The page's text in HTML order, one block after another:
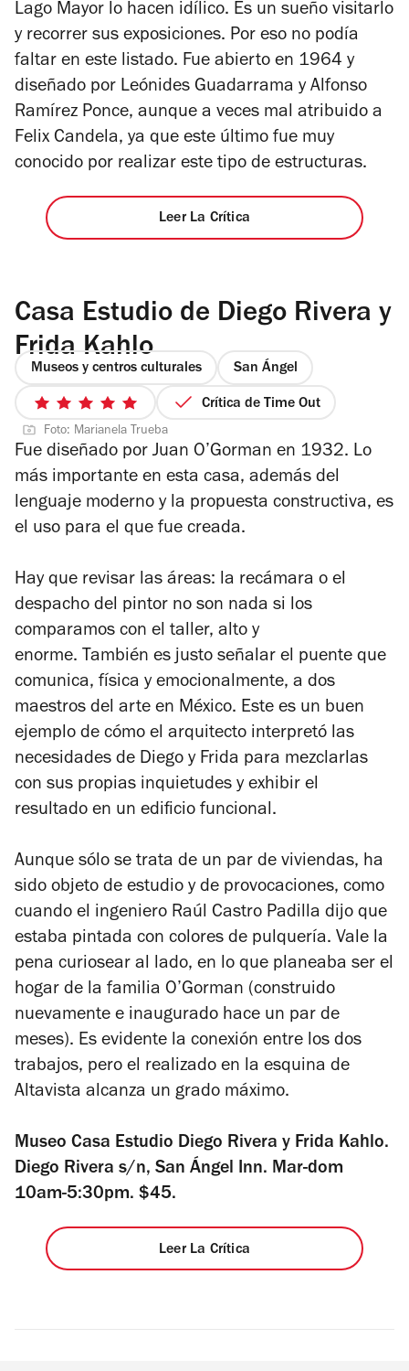
Lago Mayor lo hacen idílico. Es un sueño visitarlo
y recorrer sus exposiciones. Por eso no podía
faltar en este listado. Fue abierto en 1964 y
diseñado por Leónides Guadarrama y Alfonso
Ramírez Ponce, aunque a veces mal atribuido a
Felix Candela, ya que este último fue muy
conocido por realizar este tipo de estructuras.
Leer La Crítica
Casa Estudio de Diego Rivera y
Frida Kahlo
Museos y centros culturales San Ángel
5
de
5
estrellas
Crítica de Time Out
Foto: Marianela Trueba
Fue diseñado por Juan O’Gorman en 1932. Lo
más importante en esta casa, además del
lenguaje moderno y la propuesta constructiva, es
el uso para el que fue creada.
Hay que revisar las áreas: la recámara o el
despacho del pintor no son nada si los
comparamos con el taller, alto y
enorme. También es justo señalar el puente que
comunica, física y emocionalmente, a dos
maestros del arte en México. Este es un buen
ejemplo de cómo el arquitecto interpretó las
necesidades de Diego y Frida para mezclarlas
con sus propias inquietudes y exhibir el
resultado en un edificio funcional.
Aunque sólo se trata de un par de viviendas, ha
sido objeto de estudio y de provocaciones, como
cuando el ingeniero Raúl Castro Padilla dijo que
estaba pintada con colores de pulquería. Vale la
pena curiosear al lado, en lo que planeaba ser el
hogar de la familia O’Gorman (construido
nuevamente e inaugurado hace un par de
meses). Es evidente la conexión entre los dos
trabajos, pero el realizado en la esquina de
Altavista alcanza un grado máximo.
Museo Casa Estudio Diego Rivera y Frida Kahlo.
Diego Rivera s/n, San Ángel Inn. Mar-dom
10am-5:30pm. $45.
Leer La Crítica